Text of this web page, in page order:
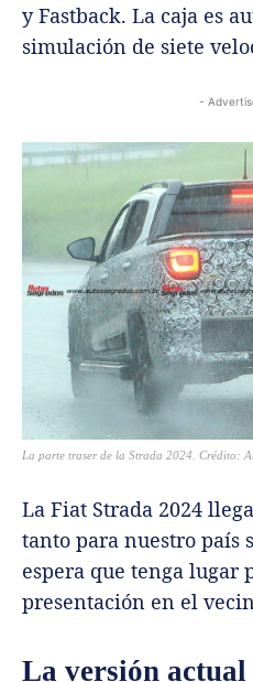
y Fastback. La caja es
simulación de siete
-
La parte traser de la Strada 2024. Crédito:
La Fiat Strada 2024
tanto para nuestro país
espera que tenga lugar
presentación en el
La versión